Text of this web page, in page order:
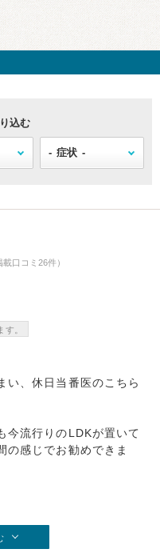
込む
口コミ26件）
。
い、休日当番医のこちら
今流行りのLDKが置いて
の感じでお勧めできま